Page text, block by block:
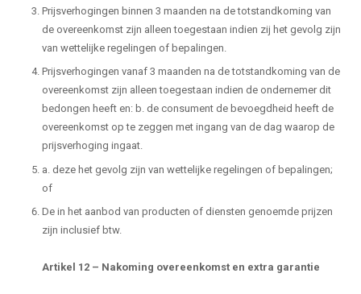
Prijsverhogingen binnen 3 maanden na de totstandkoming van
de overeenkomst zijn alleen toegestaan indien zij het gevolg zijn
van wettelijke regelingen of bepalingen.
Prijsverhogingen vanaf 3 maanden na de totstandkoming van de
overeenkomst zijn alleen toegestaan indien de ondernemer dit
bedongen heeft en: b. de consument de bevoegdheid heeft de
overeenkomst op te zeggen met ingang van de dag waarop de
prijsverhoging ingaat.
a. deze het gevolg zijn van wettelijke regelingen of bepalingen;
of
De in het aanbod van producten of diensten genoemde prijzen
zijn inclusief btw.
Artikel 12 – Nakoming overeenkomst en extra garantie